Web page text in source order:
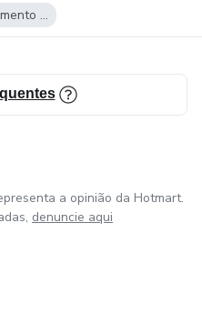
Desenvolvimento Pessoal
a opinião da Hotmart.
denuncie aqui